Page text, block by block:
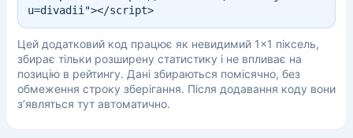
u=divadii"></script>
Цей додатковий код працює як невидимий 1×1 піксель,
збирає тільки розширену статистику і не впливає на
позицію в рейтингу. Дані збираються помісячно, без
обмеження строку зберігання. Після додавання коду вони
з’являться тут автоматично.